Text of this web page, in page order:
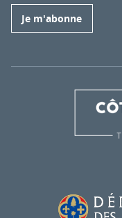
Je m'abonne